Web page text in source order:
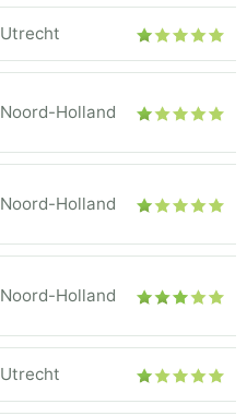
Utrecht
Noord-Holland
Noord-Holland
Noord-Holland
Utrecht